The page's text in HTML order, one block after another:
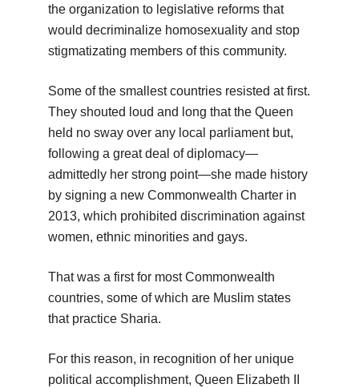
the organization to legislative reforms that
would decriminalize homosexuality and stop
stigmatizating members of this community.
Some of the smallest countries resisted at first.
They shouted loud and long that the Queen
held no sway over any local parliament but,
following a great deal of diplomacy—
admittedly her strong point—she made history
by signing a new Commonwealth Charter in
2013, which prohibited discrimination against
women, ethnic minorities and gays.
That was a first for most Commonwealth
countries, some of which are Muslim states
that practice Sharia.
For this reason, in recognition of her unique
political accomplishment, Queen Elizabeth II